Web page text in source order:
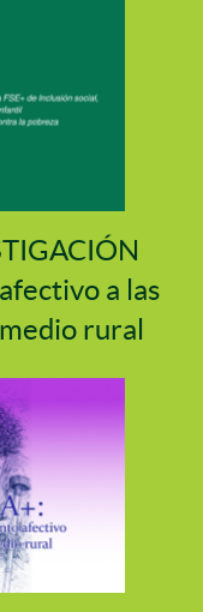
a las
rural